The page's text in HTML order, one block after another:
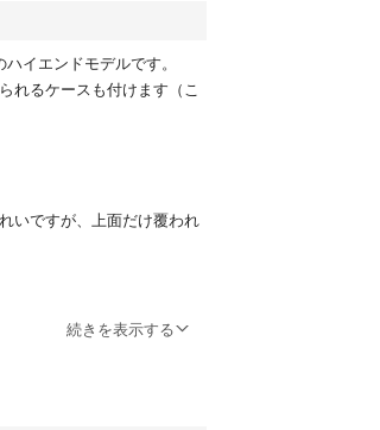
イエンドモデルです。
れるケースも付けます（こ
いですが、上面だけ覆われ
られるバンナイズのケース
続きを表示する